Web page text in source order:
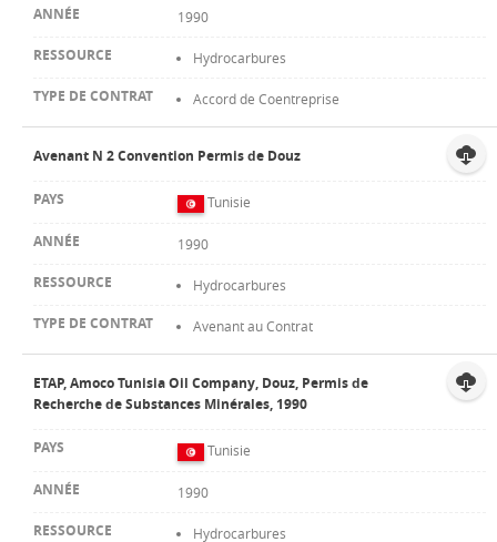
1990
Hydrocarbures
Accord de Coentreprise
Avenant N 2 Convention Permis de Douz
Tunisie
1990
Hydrocarbures
Avenant au Contrat
ETAP, Amoco Tunisia Oil Company, Douz, Permis de
Recherche de Substances Minérales, 1990
Tunisie
1990
Hydrocarbures